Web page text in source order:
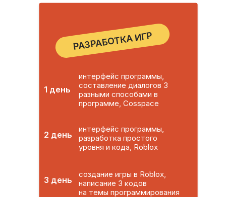
интерфейс программы,
разработка простого
уровня и кода, Roblox
2 день
1 день
3 день
интерфейс программы,
составление диалогов 3
разными способами в
программе, Cosspace
создание игры в Roblox,
написание 3 кодов
на темы программирования
РАЗРАБОТКА ИГР